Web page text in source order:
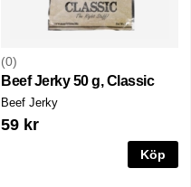
0
Beef Jerky 50 g, Classic
Beef Jerky
59 kr
Köp